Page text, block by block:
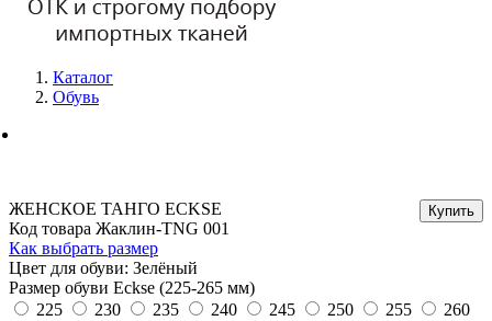
Каталог
Обувь
ЖЕНСКОЕ ТАНГО ECKSE
Код товара Жаклин-TNG 001
Как выбрать размер
Цвет для обуви: Зелёный
Размер обуви Eckse (225-265 мм)
225
230 235 240 245 250 255
260